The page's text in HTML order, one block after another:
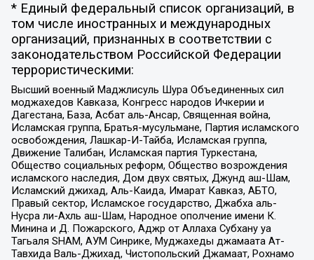
* Единый федеральный список организаций, в
том числе иностранных и международных
организаций, признанных в соответствии с
законодательством Российской Федерации
террористическими:
Высший военный Маджлисуль Шура Объединенных сил
моджахедов Кавказа, Конгресс народов Ичкерии и
Дагестана, База, Асбат аль-Ансар, Священная война,
Исламская группа, Братья-мусульмане, Партия исламского
освобождения, Лашкар-И-Тайба, Исламская группа,
Движение Талибан, Исламская партия Туркестана,
Общество социальных реформ, Общество возрождения
исламского наследия, Дом двух святых, Джунд аш-Шам,
Исламский джихад, Аль-Каида, Имарат Кавказ, АБТО,
Правый сектор, Исламское государство, Джабха аль-
Нусра ли-Ахль аш-Шам, Народное ополчение имени К.
Минина и Д. Пожарского, Аджр от Аллаха Субхану уа
Тагьаля SHAM, АУМ Синрике, Муджахеды джамаата Ат-
Тавхида Валь-Джихад, Чистопольский Джамаат, Рохнамо